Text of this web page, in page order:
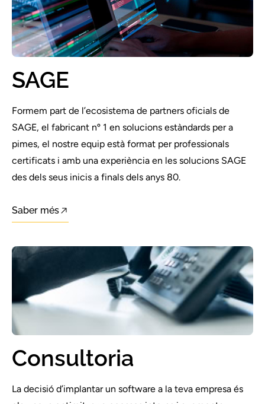
SAGE
Formem part de l’ecosistema de partners oficials de
SAGE, el fabricant nº 1 en solucions estàndards per a
pimes, el nostre equip està format per professionals
certificats i amb una experiència en les solucions SAGE
des dels seus inicis a finals dels anys 80.
Saber més
Consultoria
La decisió d’implantar un software a la teva empresa és